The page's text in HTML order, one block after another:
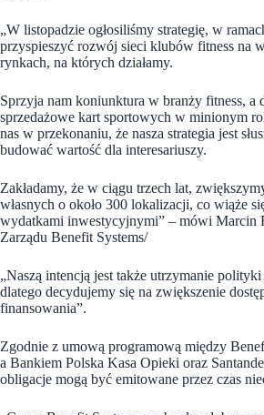
„W listopadzie ogłosiliśmy strategię, w
przyspieszyć rozwój sieci klubów fitness na
rynkach, na których działamy.
Sprzyja nam koniunktura w branży fitness, a
sprzedażowe kart sportowych w minionym
nas w przekonaniu, że nasza strategia jest
budować wartość dla interesariuszy.
Zakładamy, że w ciągu trzech lat,
własnych o około 300 lokalizacji, co wiąże
wydatkami inwestycyjnymi” – mówi Marcin
Zarządu Benefit Systems/
„Naszą intencją jest także utrzymanie
dlatego decydujemy się na zwiększenie
finansowania”.
Zgodnie z umową programową między
a Bankiem Polska Kasa Opieki oraz
obligacje mogą być emitowane przez czas